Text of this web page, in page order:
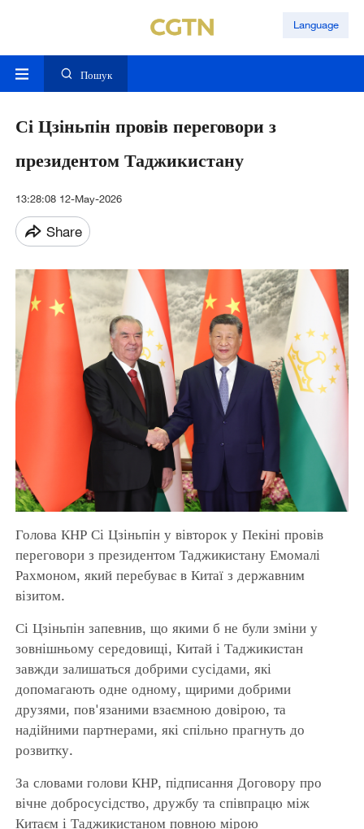
Language
Пошук
Сі Цзіньпін провів переговори з
президентом Таджикистану
13:28:08 12-May-2026
Share
Голова КНР Сі Цзіньпін у вівторок у Пекіні провів
переговори з президентом Таджикистану Емомалі
Рахмоном, який перебуває в Китаї з державним
візитом.
Сі Цзіньпін запевнив, що якими б не були зміни у
зовнішньому середовищі, Китай і Таджикистан
завжди залишаться добрими сусідами, які
допомагають одне одному, щирими добрими
друзями, пов'язаними взаємною довірою, та
надійними партнерами, які спільно прагнуть до
розвитку.
За словами голови КНР, підписання Договору про
вічне добросусідство, дружбу та співпрацю між
Китаєм і Таджикистаном повною мірою